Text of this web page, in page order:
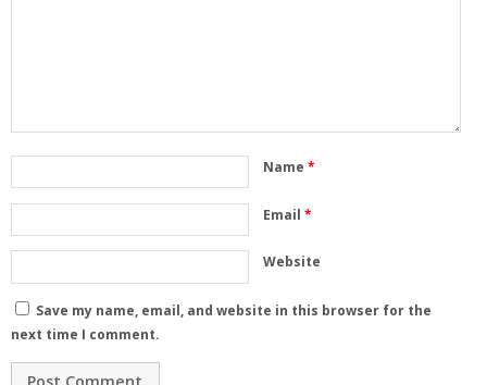
Name *
Email *
Website
Save my name, email, and website in this browser for the
next time I comment.